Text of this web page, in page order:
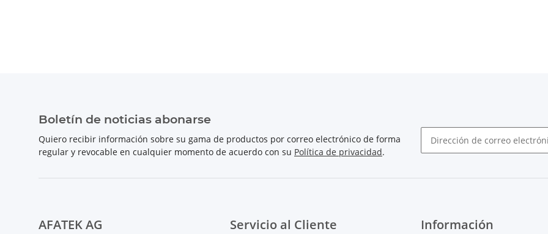
Boletín de noticias abonarse
Quiero recibir información sobre su gama de productos por correo electrónico de forma
regular y revocable en cualquier momento de acuerdo con su Política de privacidad.
AFATEK AG Servicio al Cliente Información